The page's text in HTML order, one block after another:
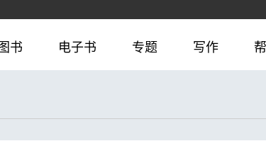
图书 电子书 专题 写作